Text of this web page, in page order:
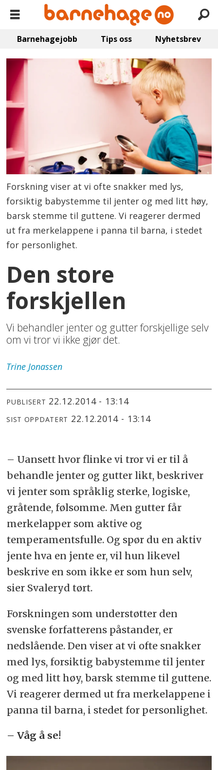
Barnehagejobb Tips oss Nyhetsbrev
Forskning viser at vi ofte snakker med lys,
forsiktig babystemme til jenter og med litt høy,
barsk stemme til guttene. Vi reagerer dermed
ut fra merkelappene i panna til barna, i stedet
for personlighet.
Den store
forskjellen
Vi behandler jenter og gutter forskjellige selv
om vi tror vi ikke gjør det.
Trine Jonassen
PUBLISERT 22.12.2014 - 13:14
SIST OPPDATERT 22.12.2014 - 13:14
– Uansett hvor flinke vi tror vi er til å
behandle jenter og gutter likt, beskriver
vi jenter som språklig sterke, logiske,
gråtende, følsomme. Men gutter får
merkelapper som aktive og
temperamentsfulle. Og spør du en aktiv
jente hva en jente er, vil hun likevel
beskrive en som ikke er som hun selv,
sier Svaleryd tørt.
Forskningen som understøtter den
svenske forfatterens påstander, er
nedslående. Den viser at vi ofte snakker
med lys, forsiktig babystemme til jenter
og med litt høy, barsk stemme til guttene.
Vi reagerer dermed ut fra merkelappene i
panna til barna, i stedet for personlighet.
– Våg å se!